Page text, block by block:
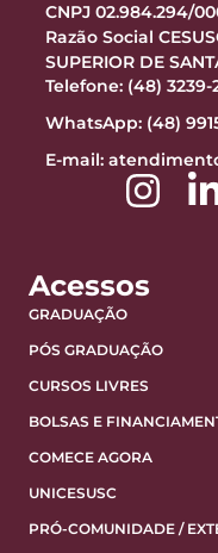
CNPJ 02.984.294/
Razão Social
SUPERIOR DE
Telefone: (48) 3239-
WhatsApp: (48)
E-mail:
Acessos
GRADUAÇÃO
PÓS GRADUAÇÃO
CURSOS LIVRES
BOLSAS E
COMECE AGORA
UNICESUSC
PRÓ-COMUNIDADE /